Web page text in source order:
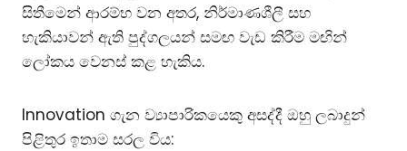
සිතීමෙන් ආරම්භ වන අතර, නිර්මාණශීලී සහ
හැකියාවන් ඇති පුද්ගලයන් සමඟ වැඩ කිරීම මඟින්
ලෝකය වෙනස් කළ හැකිය.
Innovation ගැන ව්‍යාපාරිකයෙකු අසද්දී ඔහු ලබාදුන්
පිළිතුර ඉතාම සරල විය: